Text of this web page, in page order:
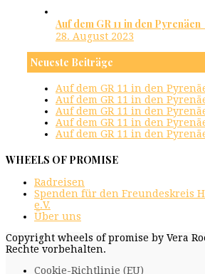
Auf dem GR 11 in den
28. August 2023
Neueste Beiträge
Auf dem GR 11 in den
Auf dem GR 11 in den
Auf dem GR 11 in den
Auf dem GR 11 in den
Auf dem GR 11 in den
WHEELS OF PROMISE
Radreisen
Spenden für den Freundeskreis
e.V.
Über uns
Copyright wheels of promise by Vera
Rechte vorbehalten.
Cookie-Richtlinie (EU)